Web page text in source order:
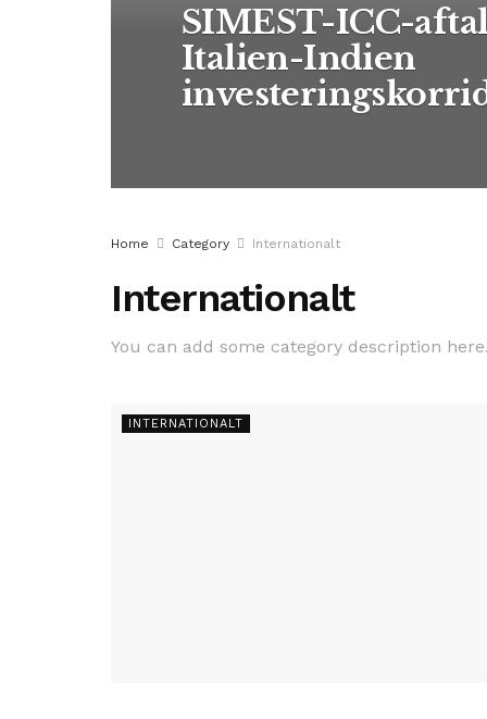
SIMEST-ICC-
Italien-Indien
Home Category Internationalt
Internationalt
You can add some category description here.
INTERNATIONALT